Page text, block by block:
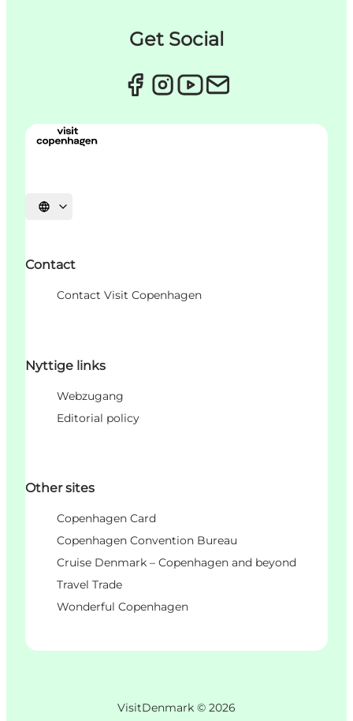
Get Social
Sprache auswählen
Contact
Contact Visit Copenhagen
Nyttige links
Webzugang
Editorial policy
Other sites
Copenhagen Card
Copenhagen Convention Bureau
Cruise Denmark – Copenhagen and beyond
Travel Trade
Wonderful Copenhagen
VisitDenmark © 2026